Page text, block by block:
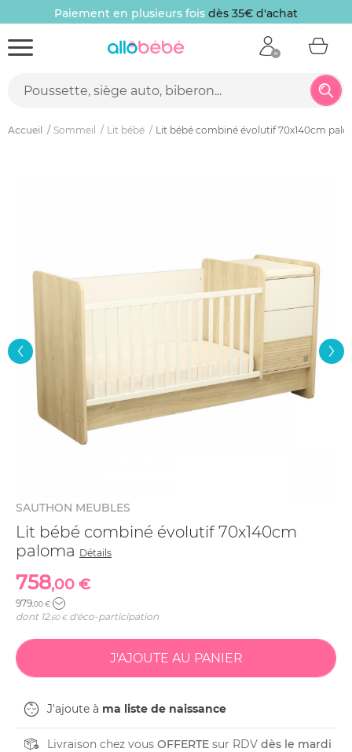
Paiement en plusieurs fois dès 35€ d'achat
Accueil Sommeil Lit bébé Lit bébé combiné évolutif 70x140cm
SAUTHON MEUBLES
Lit bébé combiné évolutif 70x140cm
paloma Détails
758,00 €
979,00 €
dont 12,60 €d'éco-participation
J'ajoute à ma liste de naissance
Livraison chez vous OFFERTE sur RDV dès le mardi